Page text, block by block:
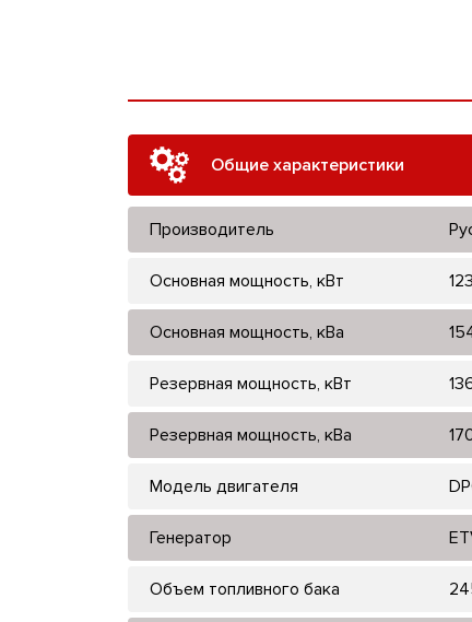
Общие характеристики
Производитель
Основная мощность, кВт 123
Основная мощность, кВа
Резервная мощность, кВт
Резервная мощность, кВа
Модель двигателя
Генератор
Объем топливного бака